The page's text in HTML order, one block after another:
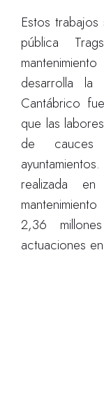
Estos
pública
desarrolla la
Cantábrico
que las
de
realizada
2,36
actuaciones